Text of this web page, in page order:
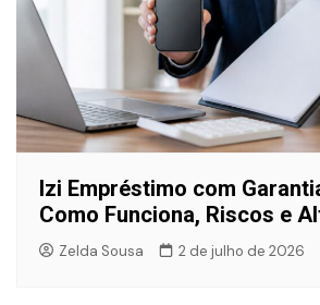
Izi Empréstimo com
Como Funciona, Riscos e
Zelda Sousa 2 de julho de 2026